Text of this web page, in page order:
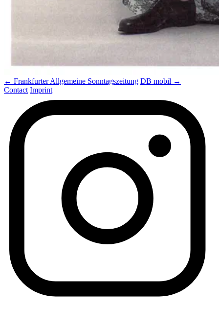
← Frankfurter Allgemeine Sonntagszeitung DB mobil →
Contact Imprint